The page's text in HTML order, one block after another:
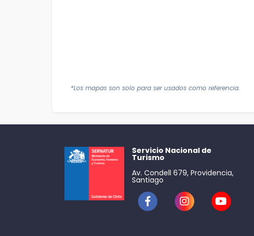
*Los mapas son solo para ser usados como referencia.
Servicio Nacional de
Turismo
Av. Condell 679, Providencia,
Santiago